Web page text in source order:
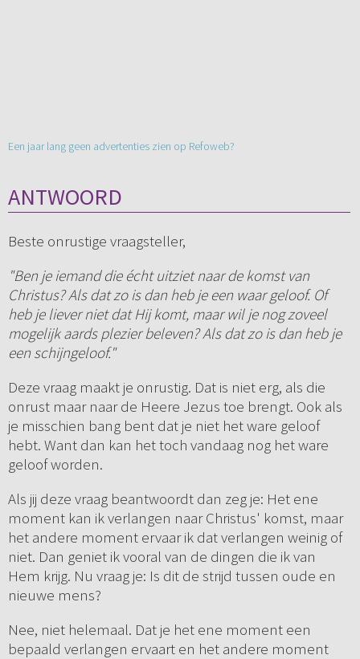
Een jaar lang geen advertenties zien op Refoweb?
ANTWOORD
Beste onrustige vraagsteller,
"Ben je iemand die écht uitziet naar de komst van
Christus? Als dat zo is dan heb je een waar geloof. Of
heb je liever niet dat Hij komt, maar wil je nog zoveel
mogelijk aards plezier beleven? Als dat zo is dan heb je
een schijngeloof."
Deze vraag maakt je onrustig. Dat is niet erg, als die
onrust maar naar de Heere Jezus toe brengt. Ook als
je misschien bang bent dat je niet het ware geloof
hebt. Want dan kan het toch vandaag nog het ware
geloof worden.
Als jij deze vraag beantwoordt dan zeg je: Het ene
moment kan ik verlangen naar Christus' komst, maar
het andere moment ervaar ik dat verlangen weinig of
niet. Dan geniet ik vooral van de dingen die ik van
Hem krijg. Nu vraag je: Is dit de strijd tussen oude en
nieuwe mens?
Nee, niet helemaal. Dat je het ene moment een
bepaald verlangen ervaart en het andere moment